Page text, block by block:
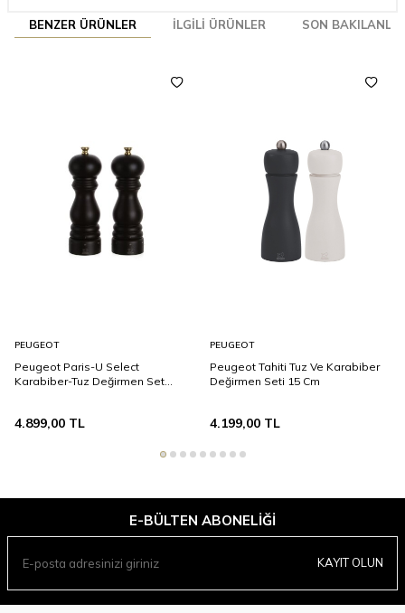
BENZER ÜRÜNLER İLGILI ÜRÜNLER SON
PEUGEOT
Peugeot Paris-U Select
Karabiber-Tuz Değirmen Set
4.899,00 TL
PEUGEOT
Peugeot Tahiti Tuz Ve Karabiber
Değirmen Seti 15 Cm
4.199,00TL
E-BÜLTEN ABONELIĞI
KAYIT OLUN